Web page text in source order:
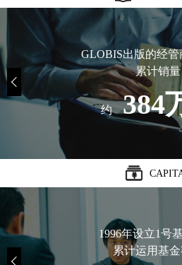
GLOBIS出版的经
累计销量
约 384
1996年设立1号
累计运用基